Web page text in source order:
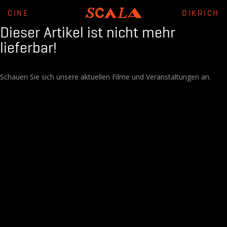
CINE DIKRICH
Dieser Artikel ist nicht mehr
lieferbar!
Schauen Sie sich unsere aktuellen Filme und Veranstaltungen an.